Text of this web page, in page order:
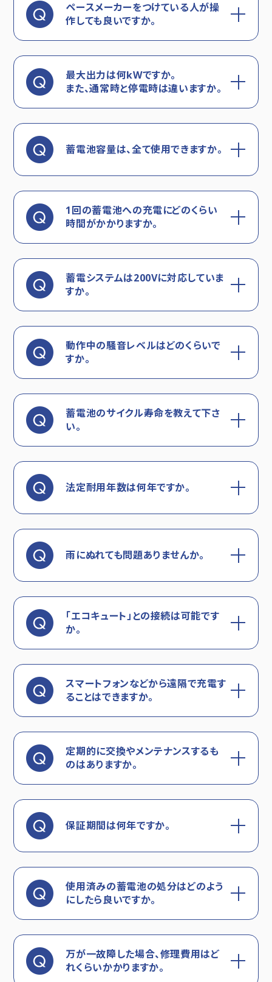
ペースメーカーをつけている人が操
作しても良いですか。
最大出力は何kWですか。
また、通常時と停電時は違いますか。
蓄電池容量は、全て使用できますか。
1回の蓄電池への充電にどのくらい
時間がかかりますか。
蓄電システムは200Vに対応していま
すか。
動作中の騒音レベルはどのくらいで
すか。
蓄電池のサイクル寿命を教えて下さ
い。
法定耐用年数は何年ですか。
雨にぬれても問題ありませんか。
「エコキュート」との接続は可能です
か。
スマートフォンなどから遠隔で充電す
ることはできますか。
定期的に交換やメンテナンスするも
のはありますか。
保証期間は何年ですか。
使用済みの蓄電池の処分はどのよう
にしたら良いですか。
万が一故障した場合、修理費用はど
れくらいかかりますか。